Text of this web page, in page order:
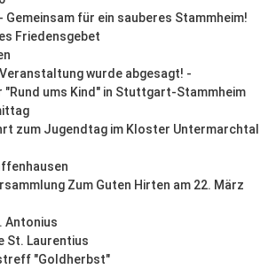
- Gemeinsam für ein sauberes Stammheim!
Friedensgebet
wurde abgesagt! -
"Rund ums Kind" in Stuttgart-Stammheim
zum Jugendtag im Kloster Untermarchtal
Zum Guten Hirten am 22. März
Antonius
St. Laurentius
"Goldherbst"